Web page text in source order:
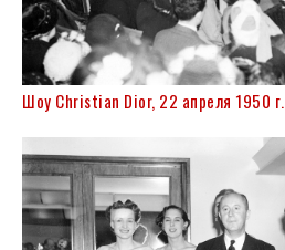
Шоу Christian Dior, 22 апреля 1950 г.